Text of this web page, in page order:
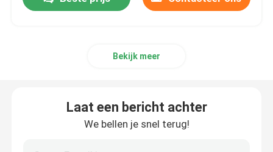
Huishoudenbloeddrukmeter
Bekijk meer
Laat een bericht achter
We bellen je snel terug!